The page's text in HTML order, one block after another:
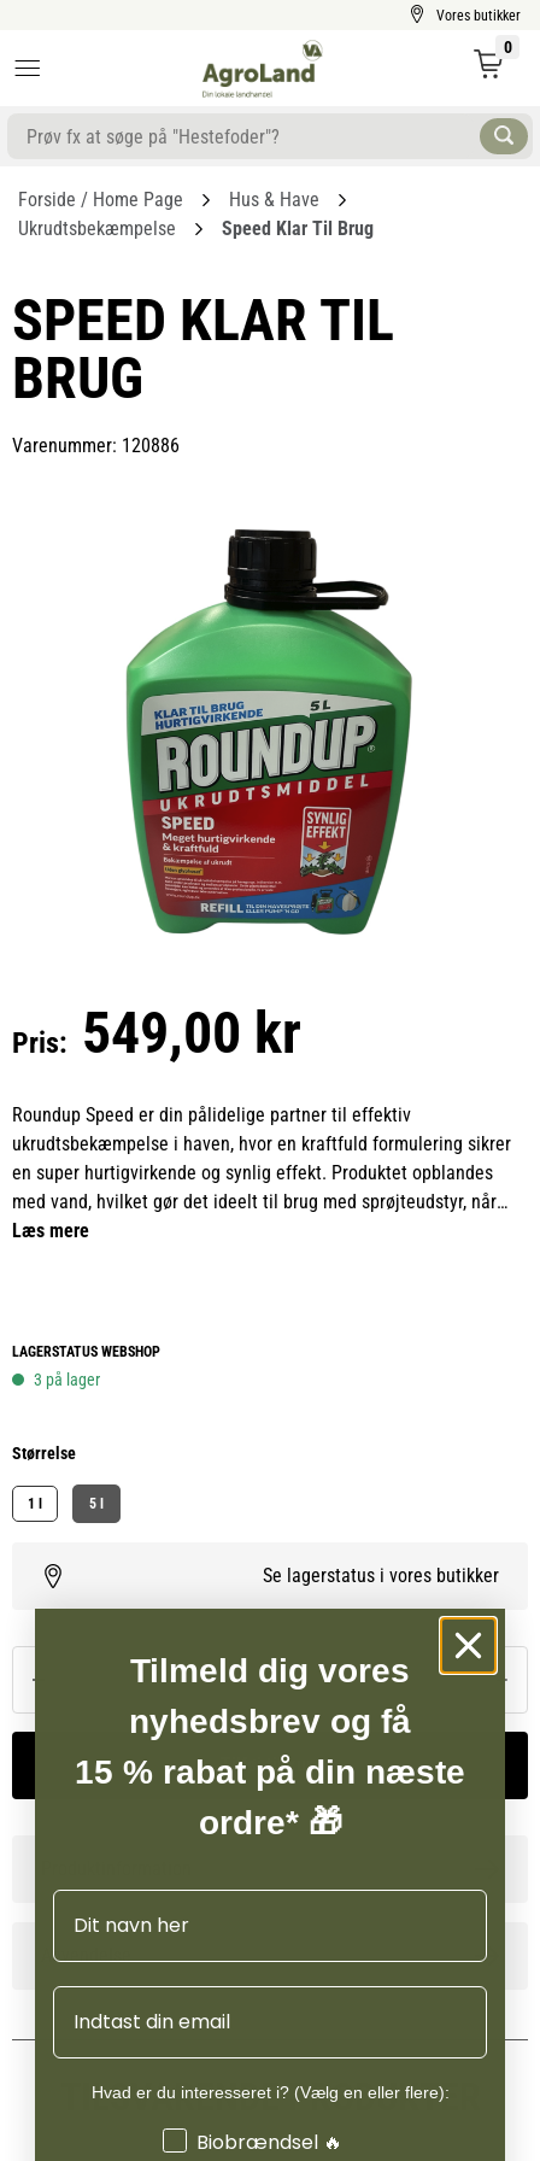
Vores butikker
0
Forside / Home Page
Hus & Have
Ukrudtsbekæmpelse
Speed Klar Til Brug
SPEED KLAR TIL
BRUG
Varenummer: 120886
Pris: 549,00 kr
Roundup Speed er din pålidelige partner til effektiv
ukrudtsbekæmpelse i haven, hvor en kraftfuld formulering sikrer
en super hurtigvirkende og synlig effekt. Produktet opblandes
med vand, hvilket gør det ideelt til brug med sprøjteudstyr, når
større eller mere præcise områder skal behandles.
skånsom for omgivelserne. Du kan genplante eller genså allerede,
når væsken er tørret ind, hvilket giver stor fleksibilitet i
Uanset om du har ukrudt mellem fliserne, i blomsterbedene eller
langs stierne, er Roundup Speed en effektiv løsning til at
genskabe havens pæne og velplejede udtryk. Velegnet til brug på
Læs mere
LAGERSTATUS WEBSHOP
3 på lager
Størrelse
1 l 5 l
Se lagerstatus i vores butikker
Tilføj til kurv
Anvendelse
TILSVARENDE PRODUKTER
Tilmeld dig vores
nyhedsbrev og få
15 % rabat på din næste
ordre* 🎁
Navn
Email
Hvad er du interesseret i? (Vælg en eller flere):
Interesser
Biobrændsel 🔥